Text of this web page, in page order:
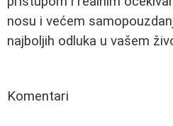
nosu i većem
najboljih odluka u vašem
Komentari